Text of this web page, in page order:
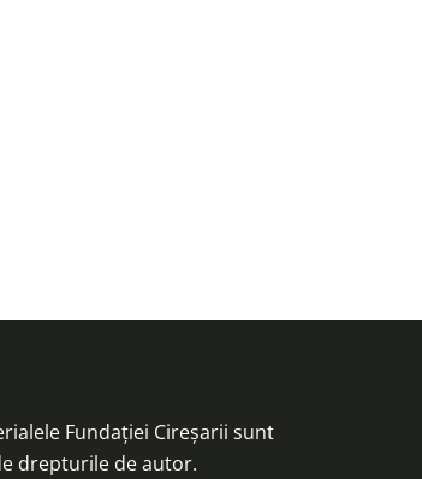
Fundației Cireșarii sunt
drepturile de autor.